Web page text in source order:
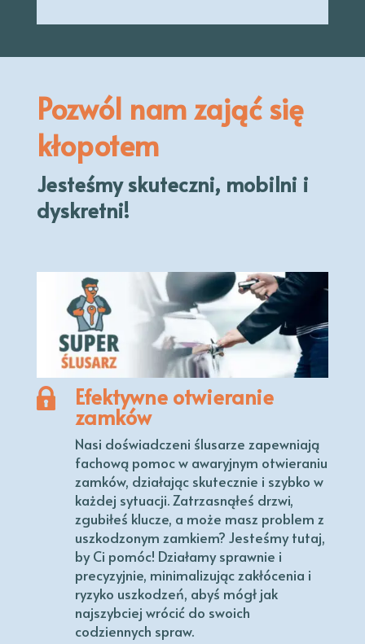
Pozwól nam zająć się
kłopotem
Jesteśmy skuteczni, mobilni i
dyskretni!
Efektywne otwieranie
zamków
Nasi doświadczeni ślusarze zapewniają
fachową pomoc w awaryjnym otwieraniu
zamków, działając skutecznie i szybko w
każdej sytuacji. Zatrzasnąłeś drzwi,
zgubiłeś klucze, a może masz problem z
uszkodzonym zamkiem? Jesteśmy tutaj,
by Ci pomóc! Działamy sprawnie i
precyzyjnie, minimalizując zakłócenia i
ryzyko uszkodzeń, abyś mógł jak
najszybciej wrócić do swoich
codziennych spraw.